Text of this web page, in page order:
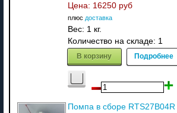
Цена: 16250 руб
плюс доставка
Вес: 1 кг.
Количество на складе: 1
В корзину Подробнее
Помпа в сборе RTS27B04R